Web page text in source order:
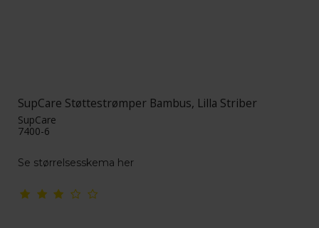
SupCare Støttestrømper Bambus, Lilla Striber
SupCare
7400-6
Se størrelsesskema her